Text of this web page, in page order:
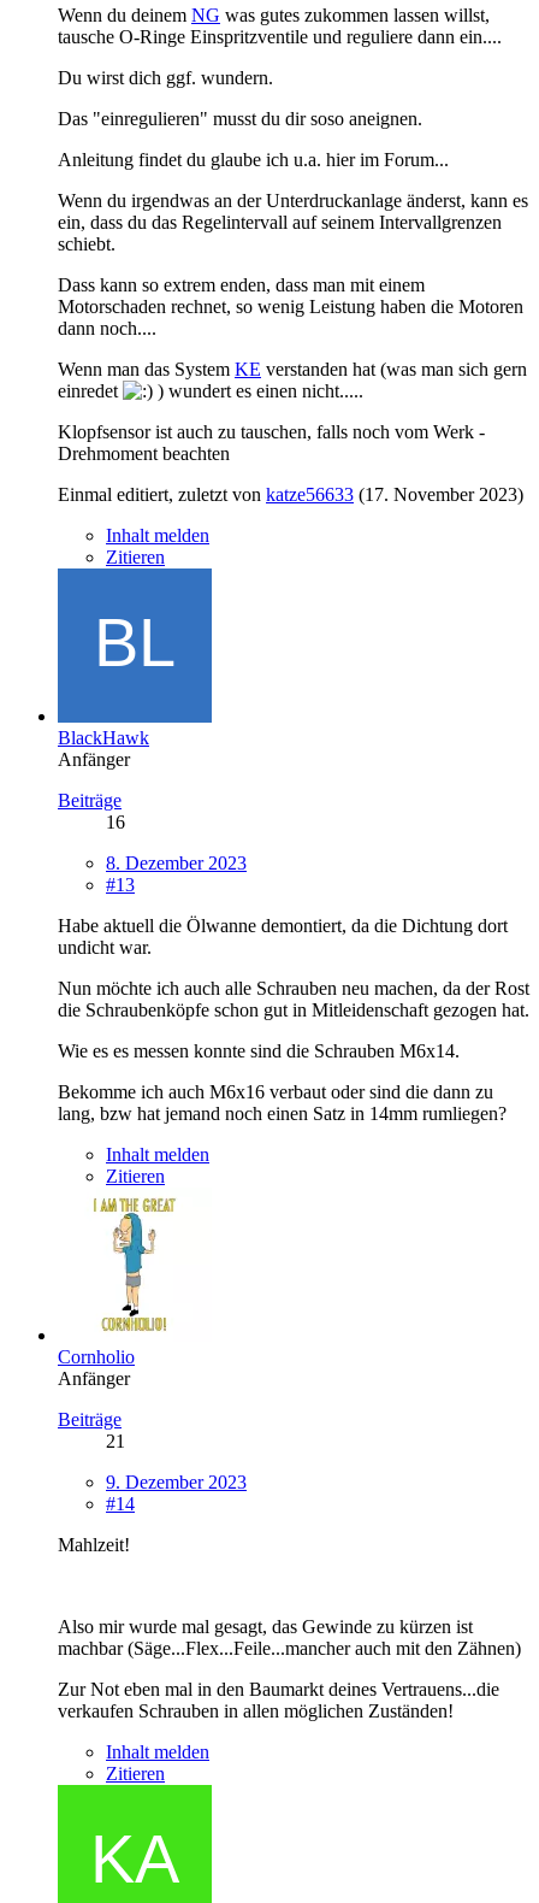
Wenn du deinem NG was gutes zukommen lassen willst,
tausche O-Ringe Einspritzventile und reguliere dann ein....
Du wirst dich ggf. wundern.
Das "einregulieren" musst du dir soso aneignen.
Anleitung findet du glaube ich u.a. hier im Forum...
Wenn du irgendwas an der Unterdruckanlage änderst, kann es
ein, dass du das Regelintervall auf seinem Intervallgrenzen
schiebt.
Dass kann so extrem enden, dass man mit einem
Motorschaden rechnet, so wenig Leistung haben die Motoren
dann noch....
Wenn man das System KE verstanden hat (was man sich gern
einredet
) wundert es einen nicht.....
Klopfsensor ist auch zu tauschen, falls noch vom Werk -
Drehmoment beachten
Einmal editiert, zuletzt von katze56633 (17. November 2023)
Inhalt melden
Zitieren
BlackHawk
Anfänger
Beiträge
16
8. Dezember 2023
#13
Habe aktuell die Ölwanne demontiert, da die Dichtung dort
undicht war.
Nun möchte ich auch alle Schrauben neu machen, da der Rost
die Schraubenköpfe schon gut in Mitleidenschaft gezogen hat.
Wie es es messen konnte sind die Schrauben M6x14.
Bekomme ich auch M6x16 verbaut oder sind die dann zu
lang, bzw hat jemand noch einen Satz in 14mm rumliegen?
Inhalt melden
Zitieren
Cornholio
Anfänger
Beiträge
21
9. Dezember 2023
#14
Mahlzeit!
Also mir wurde mal gesagt, das Gewinde zu kürzen ist
machbar (Säge...Flex...Feile...mancher auch mit den Zähnen)
Zur Not eben mal in den Baumarkt deines Vertrauens...die
verkaufen Schrauben in allen möglichen Zuständen!
Inhalt melden
Zitieren